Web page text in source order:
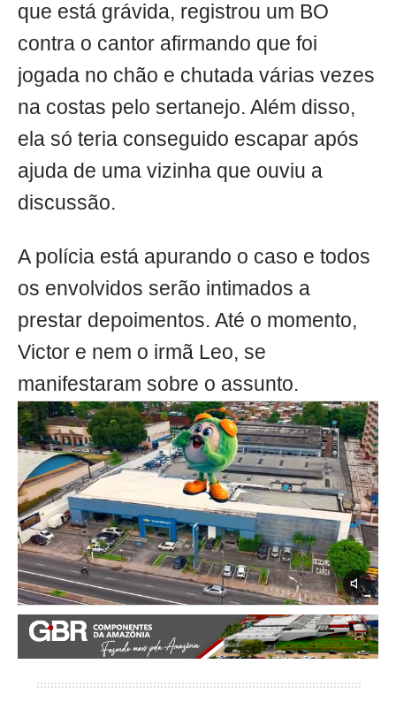
que está grávida, registrou um BO
contra o cantor afirmando que foi
jogada no chão e chutada várias vezes
na costas pelo sertanejo. Além disso,
ela só teria conseguido escapar após
ajuda de uma vizinha que ouviu a
discussão.
A polícia está apurando o caso e todos
os envolvidos serão intimados a
prestar depoimentos. Até o momento,
Victor e nem o irmã Leo, se
manifestaram sobre o assunto.